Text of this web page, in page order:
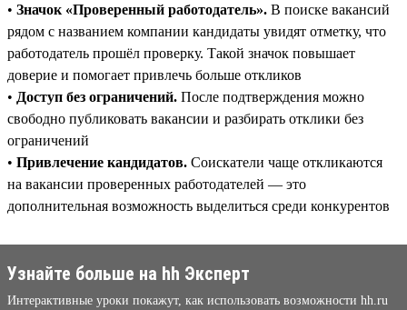
• Значок «Проверенный работодатель». В поиске вакансий
рядом с названием компании кандидаты увидят отметку, что
работодатель прошёл проверку. Такой значок повышает
доверие и помогает привлечь больше откликов
• Доступ без ограничений. После подтверждения можно
свободно публиковать вакансии и разбирать отклики без
ограничений
• Привлечение кандидатов. Соискатели чаще откликаются
на вакансии проверенных работодателей — это
дополнительная возможность выделиться среди конкурентов
Узнайте больше на hh Эксперт
Интерактивные уроки покажут, как использовать возможности hh.ru